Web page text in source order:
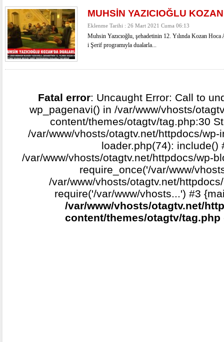
MUHSİN YAZICIOĞLU
Eklenme Tarihi : 26 Mart 2021 Cuma 06:13
Muhsin Yazıcıoğlu, şehadetinin 12. Yılında Kozan
i Şerif programıyla dualarla...
Fatal error: Uncaught Error: Call to
wp_pagenavi() in /var/www/vhosts/
content/themes/otagtv/tag.php:30
/var/www/vhosts/otagtv.net/httpdocs/
loader.php(74): include()
/var/www/vhosts/otagtv.net/httpdocs/wp-
require_once('/var/www/
/var/www/vhosts/otagtv.net/
require('/var/www/vhosts...') #3
/var/www/vhosts/otagtv.net/
content/themes/otagtv/tag.php